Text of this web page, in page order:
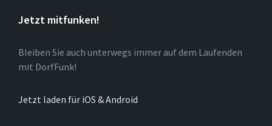
Jetzt mitfunken!
Bleiben Sie auch unterwegs immer auf dem Laufenden
mit DorfFunk!
Jetzt laden für iOS & Android